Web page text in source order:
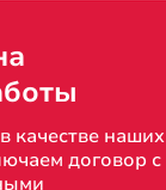
качестве наших
договор с